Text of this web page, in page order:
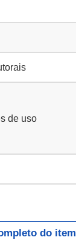
de uso
do item